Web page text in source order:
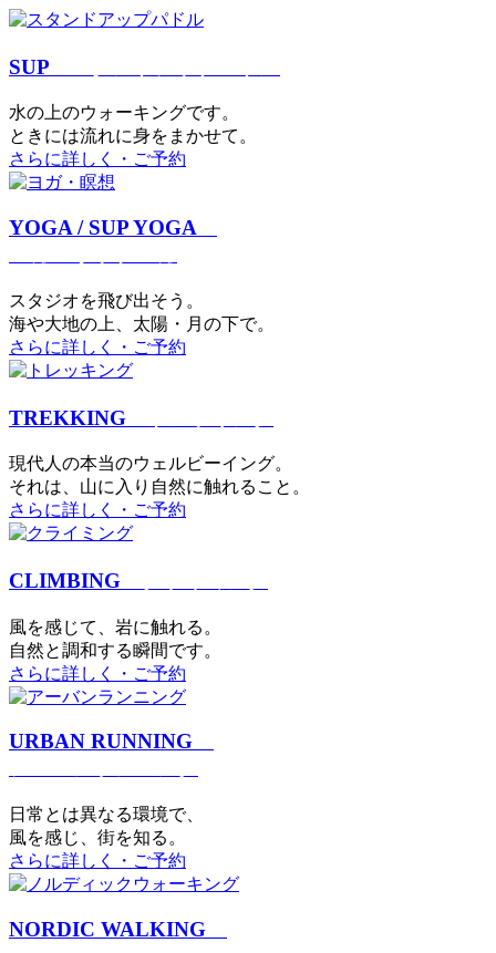
SUP
⽔の上のウォーキングです。
ときには流れに身をまかせて。
さらに詳しく・ご予約
YOGA / SUP YOGA
スタジオを⾶び出そう。
海や大地の上、太陽・⽉の下で。
さらに詳しく・ご予約
TREKKING
現代⼈の本当のウェルビーイング。
それは、⼭に⼊り⾃然に触れること。
さらに詳しく・ご予約
CLIMBING
⾵を感じて、岩に触れる。
⾃然と調和する瞬間です。
さらに詳しく・ご予約
URBAN RUNNING
日常とは異なる環境で、
風を感じ、街を知る。
さらに詳しく・ご予約
NORDIC WALKING